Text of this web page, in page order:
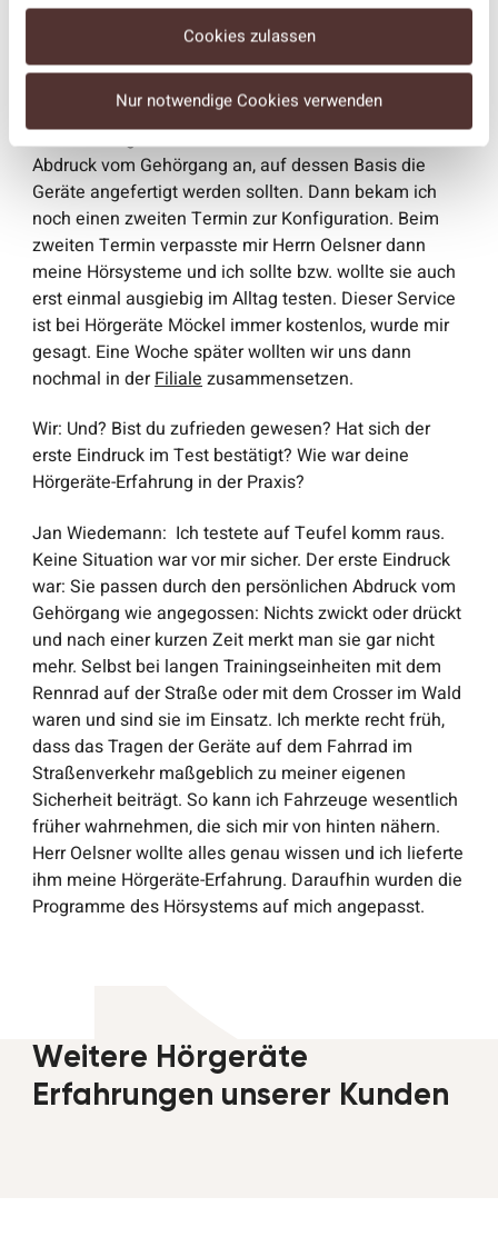
Cookies zulassen
Nur notwendige Cookies verwenden
: Ja, heutzutage steckt in den Hörsystemen jede
Menge Technologie.
Jan Wiedemann: Absolut! Ganz am Ende vom ersten
Termin fertigte Herr Oelsner noch einen Silikon-
Abdruck vom Gehörgang an, auf dessen Basis die
Geräte angefertigt werden sollten. Dann bekam ich
noch einen zweiten Termin zur Konfiguration. Beim
zweiten Termin verpasste mir Herrn Oelsner dann
meine Hörsysteme und ich sollte bzw. wollte sie auch
erst einmal ausgiebig im Alltag testen. Dieser Service
ist bei Hörgeräte Möckel immer kostenlos, wurde mir
gesagt. Eine Woche später wollten wir uns dann
nochmal in derFilialezusammensetzen.
Wir: Und? Bist du zufrieden gewesen? Hat sich der
erste Eindruck im Test bestätigt? Wie war deine
Hörgeräte-Erfahrung in der Praxis?
Jan Wiedemann: Ich testete auf Teufel komm raus.
Keine Situation war vor mir sicher. Der erste Eindruck
war: Sie passen durch den persönlichen Abdruck vom
Gehörgang wie angegossen: Nichts zwickt oder drückt
und nach einer kurzen Zeit merkt man sie gar nicht
mehr. Selbst bei langen Trainingseinheiten mit dem
Rennrad auf der Straße oder mit dem Crosser im Wald
waren und sind sie im Einsatz. Ich merkte recht früh,
dass das Tragen der Geräte auf dem Fahrrad im
Straßenverkehr maßgeblich zu meiner eigenen
Sicherheit beiträgt. So kann ich Fahrzeuge wesentlich
früher wahrnehmen, die sich mir von hinten nähern.
Herr Oelsner wollte alles genau wissen und ich lieferte
ihm meine Hörgeräte-Erfahrung. Daraufhin wurden die
Programme des Hörsystems auf mich angepasst.
Weitere Hörgeräte
Erfahrungen unserer Kunden